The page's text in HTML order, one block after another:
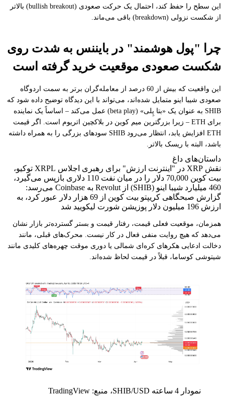
این سطح را حفظ کند، احتمال یک حرکت صعودی (bullish breakout) بالاتر
از شکست نزولی (breakdown) باقی می‌ماند.
چرا "پول هوشمند" در بایننس به شدت روی
شکست صعودی موقعیت خرید گرفته است
این واقعیت که بیش از 60 درصد از معامله‌گران برتر به سمت اردوگاه
صعودی شیبا اینو متمایل شده‌اند، می‌تواند با این دیدگاه توضیح داده شود که
SHIB به عنوان یک «بتا پِلی» (beta play) عمل می‌کند – اساساً یک نماینده
برای ETH – زیرا بزرگترین میم کوین در بلاکچین اتریوم است. اگر قیمت
ETH افزایش یابد، انتظار می‌رود SHIB سودهای بزرگی را به همراه داشته
باشد، البته با ریسک بالاتر.
داستان‌های داغ
نقش XRP در "اینترنت ارزش" برای رهبری اجلاس XRPL توکیو،
بیت کوین 70,000 دلار را در میان نفت 110 دلاری بازپس می‌گیرد،
460 میلیارد شیبا اینو (SHIB) از Revolut به Coinbase می‌رسد:
گزارش صبحگاهی کریپتو بیت کوین از 69 هزار دلار عبور کرد، به
ارزش 196 میلیون دلار پوزیشن شورت لیکویید شد
همزمان، موقعیت فعلی قیمت، رفتار قیمت و بستر گسترده‌تر بازار نشان
می‌دهد که هیچ روایت منفی فعال در کار نیست. محرک‌های قبلی، مانند
دخالت ادعایی هکرهای کره‌ای شمالی یا دوری موقت چهره‌های کلیدی مانند
شیتوشی کوساما، قبلاً در قیمت لحاظ شده‌اند.
نمودار 4 ساعته SHIB/USD، منبع: TradingView